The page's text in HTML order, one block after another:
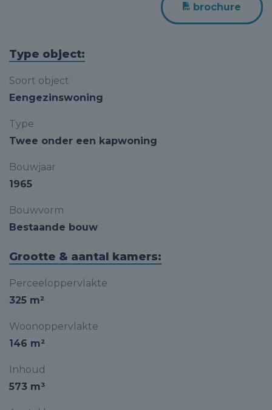
brochure
Type object:
Soort object
Eengezinswoning
Type
Twee onder een kapwoning
Bouwjaar
1965
Bouwvorm
Bestaande bouw
Grootte & aantal kamers:
Perceeloppervlakte
325 m²
Woonoppervlakte
146 m²
Inhoud
573 m³